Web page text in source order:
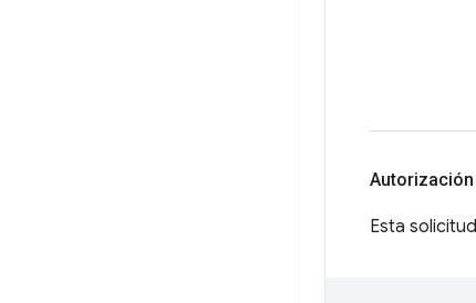
Autorización
Esta